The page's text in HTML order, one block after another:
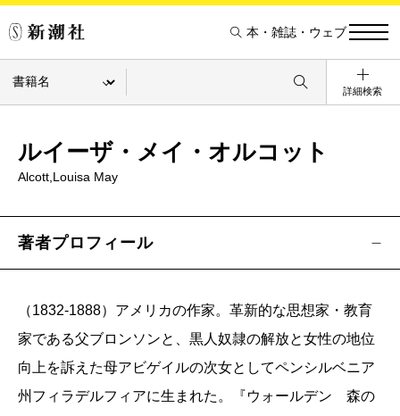
本・雑誌・ウェブ
詳細検索
ルイーザ・メイ・オルコット
Alcott,Louisa May
著者プロフィール
（1832-1888）アメリカの作家。革新的な思想家・教育
家である父ブロンソンと、黒人奴隷の解放と女性の地位
向上を訴えた母アビゲイルの次女としてペンシルベニア
州フィラデルフィアに生まれた。『ウォールデン 森の